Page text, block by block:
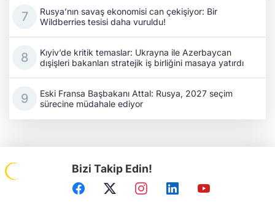
Rusya’nın savaş ekonomisi can çekişiyor: Bir
Wildberries tesisi daha vuruldu!
Kıyiv’de kritik temaslar: Ukrayna ile Azerbaycan
dışişleri bakanları stratejik iş birliğini masaya yatırdı
Eski Fransa Başbakanı Attal: Rusya, 2027 seçim
sürecine müdahale ediyor
Bizi Takip Edin!